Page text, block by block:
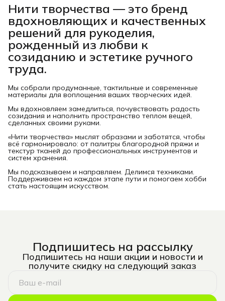
Нити творчества — это бренд
вдохновляющих и качественных
решений для рукоделия,
рожденный из любви к
созиданию и эстетике ручного
труда.
Мы собрали продуманные, тактильные и современные
материалы для воплощения ваших творческих идей.
Мы вдохновляем замедлиться, почувствовать радость
созидания и наполнить пространство теплом вещей,
сделанных своими руками.
«Нити творчества» мыслят образами и заботятся, чтобы
всё гармонировало: от палитры благородной пряжи и
текстур тканей до профессиональных инструментов и
систем хранения.
Мы подсказываем и направляем. Делимся техниками.
Поддерживаем на каждом этапе пути и помогаем хобби
стать настоящим искусством.
Подпишитесь на рассылку
Подпишитесь на наши акции и новости и
получите скидку на следующий заказ